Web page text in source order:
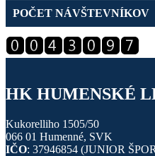
POČET NÁVŠTEVNÍKOV
HK HUMENSKÉ
Kukorelliho 1505/50
066 01 Humenné, SVK
IČO: 37946854 (JUNIOR